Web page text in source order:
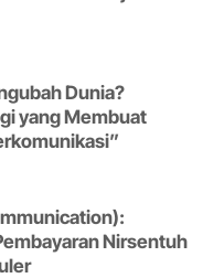
Dunia?
yang Membuat
Nirsentuh